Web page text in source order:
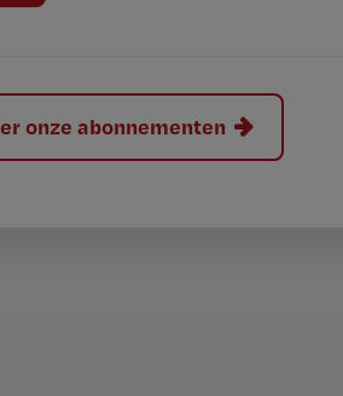
onze abonnementen